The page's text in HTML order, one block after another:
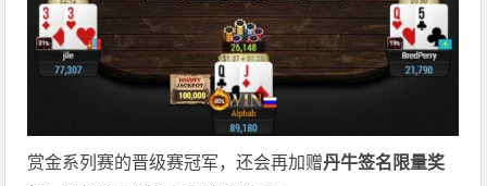
赏金系列赛的晋级赛冠军，还会再加赠丹牛签名限量奖